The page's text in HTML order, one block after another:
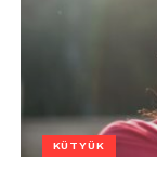
KÜTYÜK